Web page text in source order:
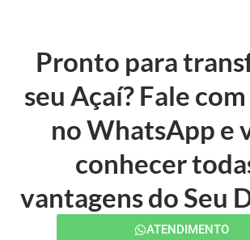
Pronto para
seu Açaí? Fale
no WhatsApp e
conhecer
vantagens do Seu
ATENDIMENTO